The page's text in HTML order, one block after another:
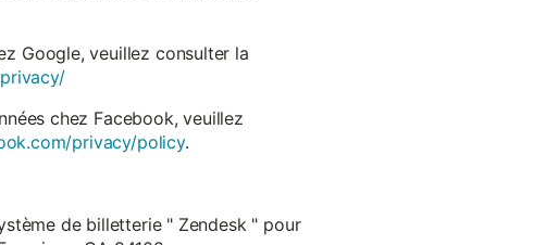
Google, veuillez consulter la
chez Facebook, veuillez
privacy/policy.
de billetterie " Zendesk " pour